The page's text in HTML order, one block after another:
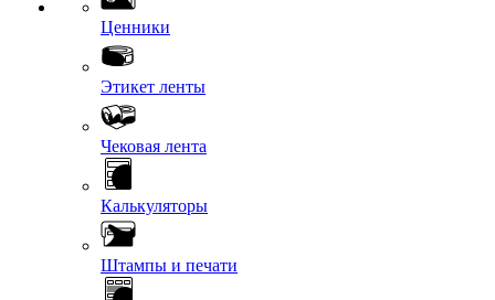
Ценники
Этикет ленты
Чековая лента
Калькуляторы
Штампы и печати